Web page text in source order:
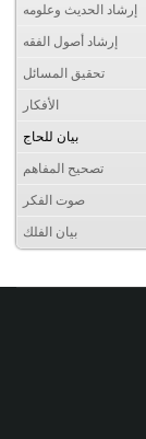
إرشاد الحديث وعلومه
إرشاد أصول الفقه
تحقيق المسائل
الأفكار
بيان للحاج
تصحيح المفاهم
صوت الفكر
بيان الفلك